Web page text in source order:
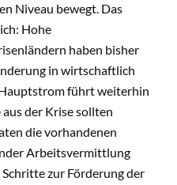
Niveau bewegt. Das
Hohe
haben bisher
in wirtschaftlich
führt weiterhin
der Krise sollten
die vorhandenen
Arbeitsvermittlung
zur Förderung der